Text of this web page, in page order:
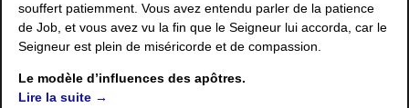
souffert patiemment. Vous avez entendu parler de la patience
de Job, et vous avez vu la fin que le Seigneur lui accorda, car le
Seigneur est plein de miséricorde et de compassion.
Le modèle d’influences des apôtres.
Lire la suite →